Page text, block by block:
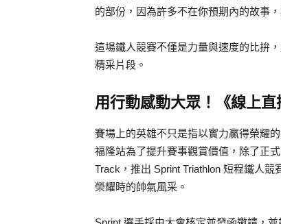
的部份，因為許多不在你預期內的故事
這場鐵人競賽不僅是力量與速度的比拚
精采片段。
用行動感動大眾！《線上
賽場上的英雄不只是指以實力贏得榮耀
福隆站為了提升賽事觀賞價值，除了正
Track，推出 Sprint Triathlon 短程鐵人
榮耀時的帥氣風采。